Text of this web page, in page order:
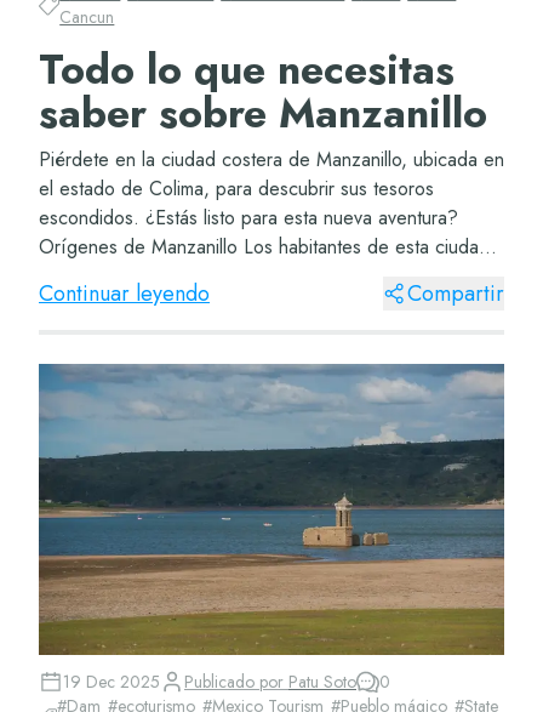
Cancun
Todo lo que necesitas
saber sobre Manzanillo
Piérdete en la ciudad costera de Manzanillo, ubicada en
el estado de Colima, para descubrir sus tesoros
escondidos. ¿Estás listo para esta nueva aventura?
Orígenes de Manzanillo Los habitantes de esta ciudad
tomaron el nombre de un árbol de manzanill...
Continuar leyendo Compartir
19 Dec 2025 Publicado por Patu Soto
0
#Dam #ecoturismo #Mexico Tourism #Pueblo mágico #State